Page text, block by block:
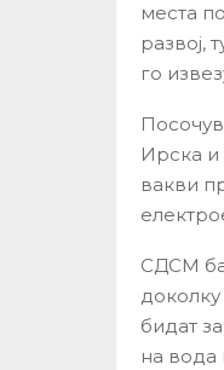
места
развој,
го
Ирска и
вакви
СДСМ
бидат
на вода